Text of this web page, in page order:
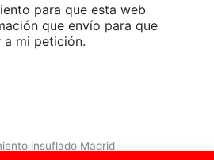
para que esta web
que envío para que
a mi petición.